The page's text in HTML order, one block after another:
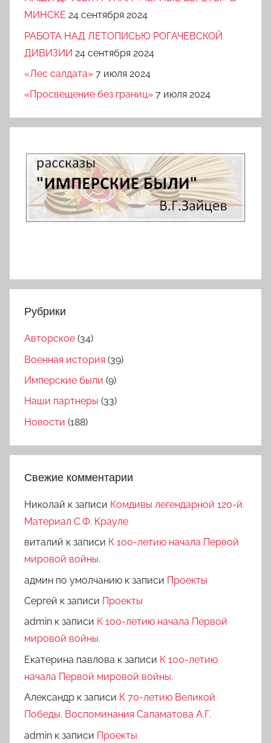
МИНСКЕ 24 сентября 2024
РАБОТА НАД ЛЕТОПИСЬЮ РОГАЧЕВСКОЙ
ДИВИЗИИ 24 сентября 2024
«Лес салдата» 7 июля 2024
«Просвещение без границ» 7 июля 2024
Рубрики
Авторское (34)
Военная история (39)
Имперские были (9)
Наши партнеры (33)
Новости (188)
Свежие комментарии
Николай к записи Комдивы легендарной 120-й.
Материал С.Ф. Крауле
виталий к записи К 100-летию начала Первой
мировой войны.
админ по умолчанию к записи Проекты
Сергей к записи Проекты
admin к записи К 100-летию начала Первой
мировой войны.
Екатерина павлова к записи К 100-летию
начала Первой мировой войны.
Александр к записи К 70-летию Великой
Победы. Воспоминания Саламатова А.Г.
admin к записи Проекты